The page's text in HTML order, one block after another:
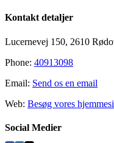
Kontakt detaljer
Lucernevej 150, 2610
Phone: 40913098
Email: Send os en email
Web: Besøg vores
Social Medier